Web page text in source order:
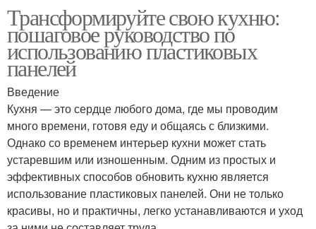
Трансформируйте свою кухню:
пошаговое руководство по
использованию пластиковых
панелей
Введение
Кухня — это сердце любого дома, где мы проводим
много времени, готовя еду и общаясь с близкими.
Однако со временем интерьер кухни может стать
устаревшим или изношенным. Одним из простых и
эффективных способов обновить кухню является
использование пластиковых панелей. Они не только
красивы, но и практичны, легко устанавливаются и уход